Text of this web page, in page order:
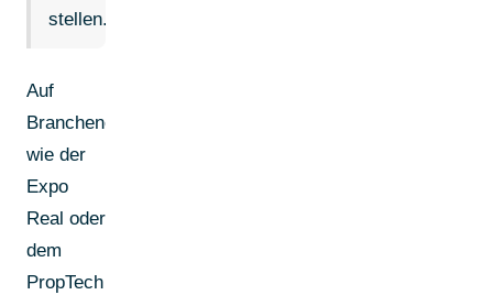
stellen.
Auf
Branchenevents
wie der
Expo
Real oder
dem
PropTech